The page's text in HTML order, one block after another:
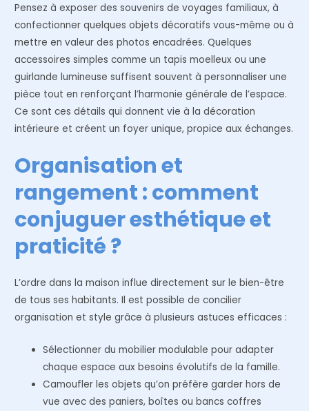
Pensez à exposer des souvenirs de voyages familiaux, à
confectionner quelques objets décoratifs vous-même ou à
mettre en valeur des photos encadrées. Quelques
accessoires simples comme un tapis moelleux ou une
guirlande lumineuse suffisent souvent à personnaliser une
pièce tout en renforçant l’harmonie générale de l’espace.
Ce sont ces détails qui donnent vie à la décoration
intérieure et créent un foyer unique, propice aux échanges.
Organisation et
rangement : comment
conjuguer esthétique et
praticité ?
L’ordre dans la maison influe directement sur le bien-être
de tous ses habitants. Il est possible de concilier
organisation et style grâce à plusieurs astuces efficaces :
Sélectionner du mobilier modulable pour adapter
chaque espace aux besoins évolutifs de la famille.
Camoufler les objets qu’on préfère garder hors de
vue avec des paniers, boîtes ou bancs coffres